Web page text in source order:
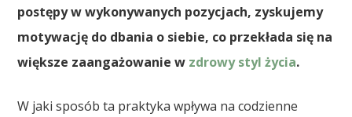
postępy w wykonywanych pozycjach, zyskujemy
motywację do dbania o siebie, co przekłada się na
większe zaangażowanie w zdrowy styl życia.
W jaki sposób ta praktyka wpływa na codzienne